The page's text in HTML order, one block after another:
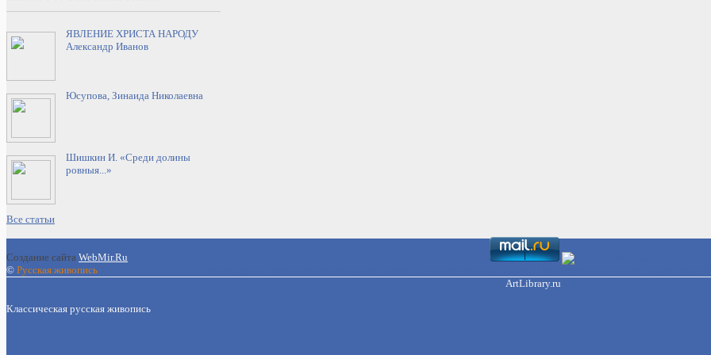
ЯВЛЕНИЕ ХРИСТА НАРОДУ
Александр Иванов
Юсупова, Зинаида Николаевна
Шишкин И. «Среди долины
ровныя...»
Все статьи
Создание сайта WebMir.Ru
© Русская живопись
ArtLibrary.ru
Классическая русская живопись